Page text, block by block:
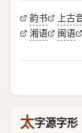
韵书 上古
湘语
闽语
太字源字形